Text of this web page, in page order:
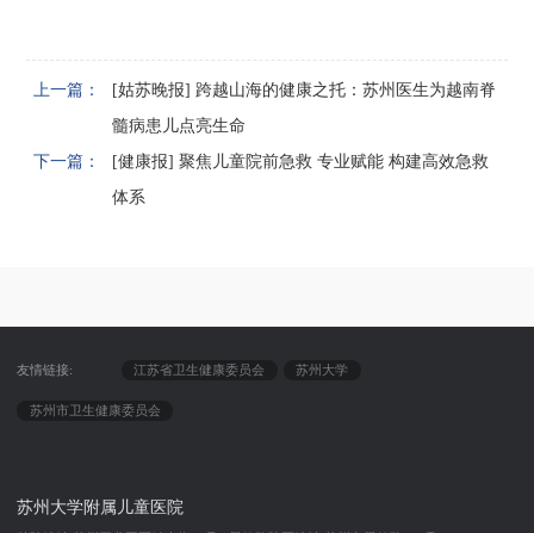
上一篇：
[姑苏晚报] 跨越山海的健康之托：苏州医生为越南脊
髓病患儿点亮生命
下一篇：
[健康报] 聚焦儿童院前急救 专业赋能 构建高效急救
体系
友情链接: 江苏省卫生健康委员会 苏州大学
苏州市卫生健康委员会
苏州大学附属儿童医院